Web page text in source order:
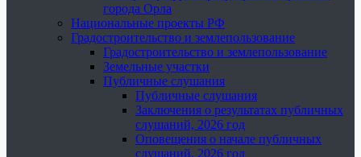
города Орла
Национальные проекты РФ
Градостроительство и землепользование
Градостроительство и землепользование
Земельные участки
Публичные слушания
Публичные слушания
Заключения о результатах публичных
слушаний, 2026 год
Оповещения о начале публичных
слушаний, 2026 год